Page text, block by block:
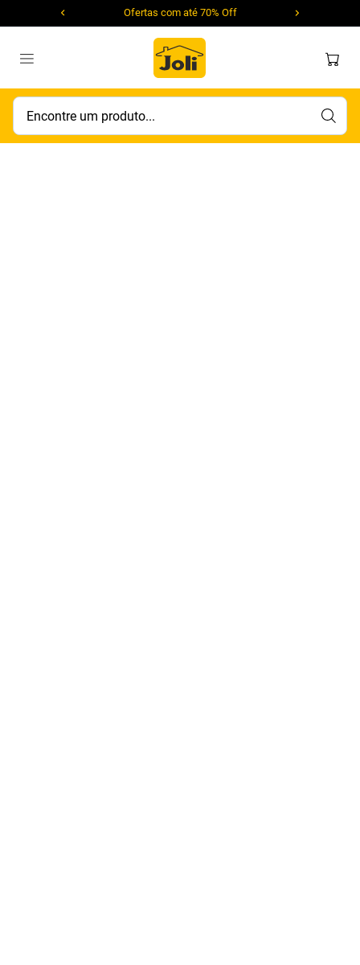
Ofertas com até 70% Off
Encontre um produto...